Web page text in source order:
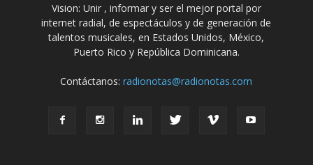
Vision: Unir , informar y ser el mejor portal por
internet radial, de espectáculos y de generación de
talentos musicales, en Estados Unidos, México,
Puerto Rico y República Dominicana.
Contáctanos:radionotas@radionotas.com